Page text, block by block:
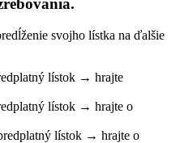
svojho lístka na ďalšie
lístok → hrajte
lístok → hrajte o
lístok → hrajte o